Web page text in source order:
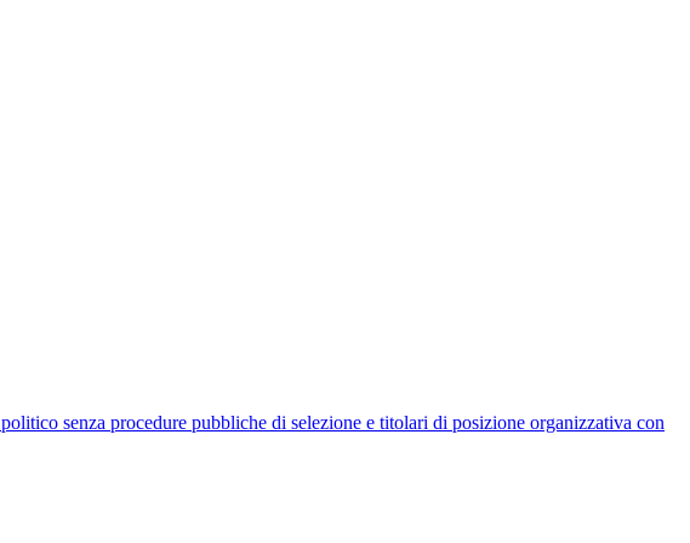
senza procedure pubbliche di selezione e titolari di posizione organizzativa con